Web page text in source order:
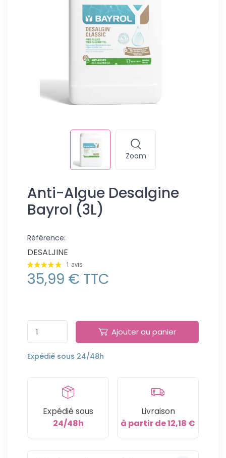
Zoom
Anti-Algue Desalgine
Bayrol (3L)
Référence:
DESALJINE
1 avis
35,99 € TTC
Ajouter au panier
Expédié sous 24/48h
Expédié sous
24/48h
Livraison
à partir de 12,18 €